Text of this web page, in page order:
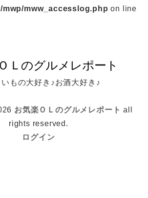
mww_accesslog.php on line
もの大好き♪お酒大好き♪
お気楽ＯＬのグルメレポート all
rights reserved.
ログイン